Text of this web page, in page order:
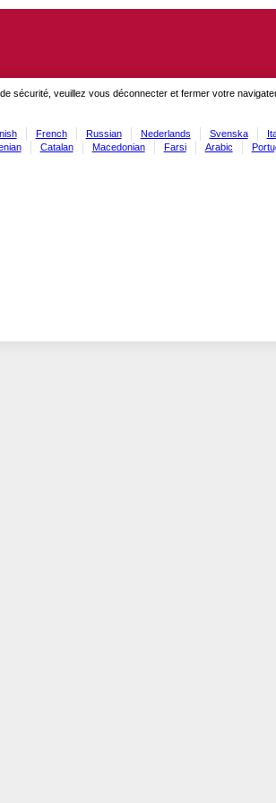
sécurité, veuillez vous déconnecter et fermer votre
French Russian Nederlands Svenska
Catalan Macedonian Farsi Arabic